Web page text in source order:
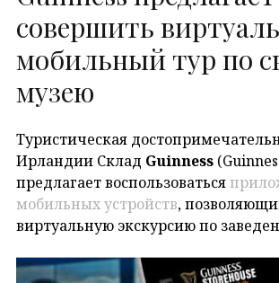
совершить
мобильный тур по
музею
Туристическая
Ирландии Склад Guinness
предлагает воспользоваться
мобильных устройств,
виртуальную экскурсию по